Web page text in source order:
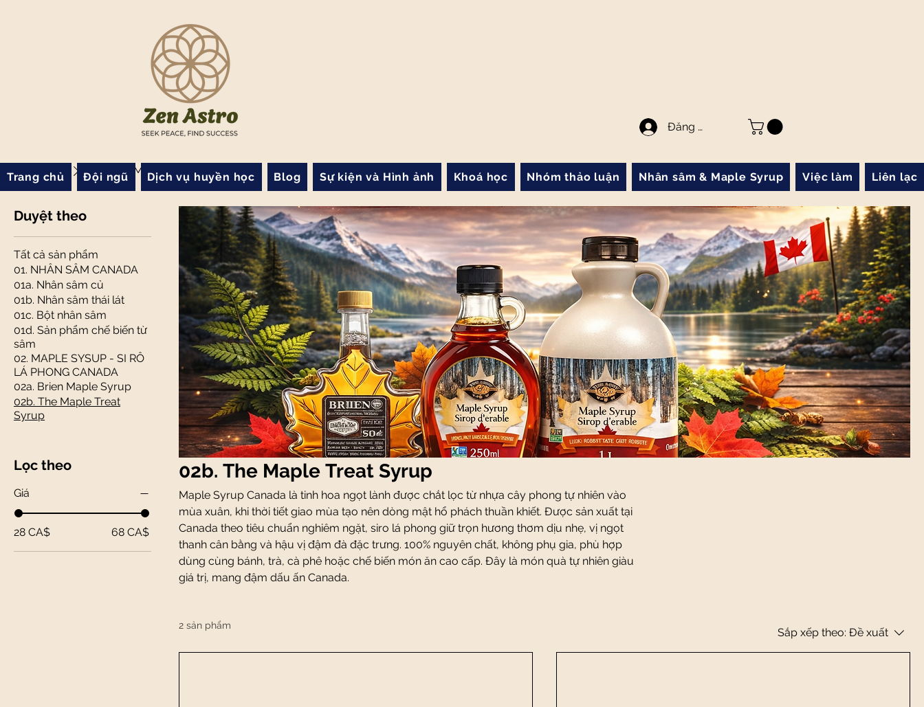
Đăng nhập
Trang chủ Đội ngũ Dịch vụ huyền học Blog Sự kiện và Hình ảnh Khoá học Nhóm thảo luận Nhân sâm & Maple Syrup Việc làm Liên lạc
Trang chủ 02b. The Maple Treat Syrup
Duyệt theo
Tất cả sản phẩm
01. NHÂN SÂM CANADA
01a. Nhân sâm củ
01b. Nhân sâm thái lát
01c. Bột nhân sâm
01d. Sản phẩm chế biến từ
sâm
02. MAPLE SYSUP - SI RÔ
LÁ PHONG CANADA
02a. Brien Maple Syrup
02b. The Maple Treat
Syrup
Lọc theo
Giá
28 CA$ 68 CA$
02b. The Maple Treat Syrup
Maple Syrup Canada là tinh hoa ngọt lành được chắt lọc từ nhựa cây phong tự nhiên vào
mùa xuân, khi thời tiết giao mùa tạo nên dòng mật hổ phách thuần khiết. Được sản xuất tại
Canada theo tiêu chuẩn nghiêm ngặt, siro lá phong giữ trọn hương thơm dịu nhẹ, vị ngọt
thanh cân bằng và hậu vị đậm đà đặc trưng. 100% nguyên chất, không phụ gia, phù hợp
dùng cùng bánh, trà, cà phê hoặc chế biến món ăn cao cấp. Đây là món quà tự nhiên giàu
giá trị, mang đậm dấu ấn Canada.
2 sản phẩm
Sắp xếp theo: Đề xuất